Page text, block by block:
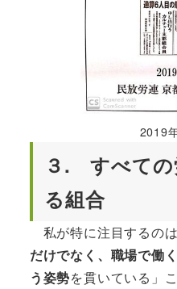
2019年5
３. すべての
る組合
私が特に注目するの
だけでなく、職場で働
う姿勢を貫いている」